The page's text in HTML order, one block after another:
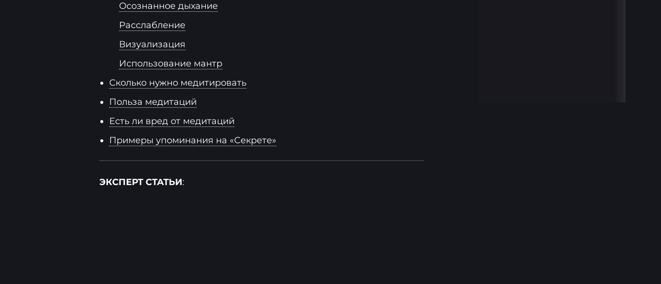
Осознанное дыхание
Расслабление
Визуализация
Использование мантр
Сколько нужно медитировать
Польза медитаций
Есть ли вред от медитаций
Примеры упоминания на «Секрете»
ЭКСПЕРТ СТАТЬИ: